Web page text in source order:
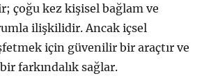
çoğu kez kişisel bağlam ve
ilişkilidir. Ancak içsel
için güvenilir bir araçtır ve
farkındalık sağlar.